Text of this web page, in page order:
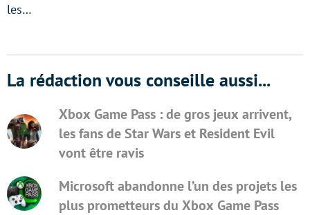
les…
La rédaction vous conseille aussi...
Xbox Game Pass : de gros jeux arrivent,
les fans de Star Wars et Resident Evil
vont être ravis
Microsoft abandonne l’un des projets les
plus prometteurs du Xbox Game Pass